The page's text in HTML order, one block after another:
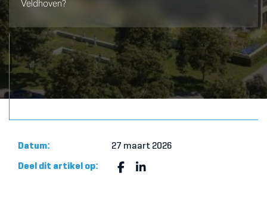
Veldhoven?
Datum: 27 maart 2026
Deel dit artikel op: